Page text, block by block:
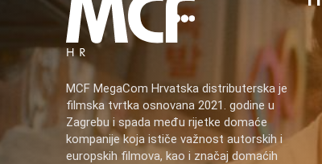
MCF MegaCom Hrvatska distributerska je
filmska tvrtka osnovana 2021. godine u
Zagrebu i spada među rijetke domaće
kompanije koja ističe važnost autorskih i
europskih filmova, kao i značaj domaćih